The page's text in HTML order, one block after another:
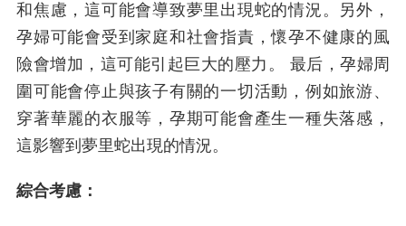
和焦慮，這可能會導致夢里出現蛇的情況。另外，
孕婦可能會受到家庭和社會指責，懷孕不健康的風
險會增加，這可能引起巨大的壓力。 最后，孕婦周
圍可能會停止與孩子有關的一切活動，例如旅游、
穿著華麗的衣服等，孕期可能會產生一種失落感，
這影響到夢里蛇出現的情況。
綜合考慮：